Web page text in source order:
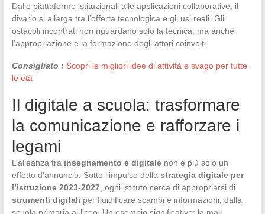
Dalle piattaforme istituzionali alle applicazioni collaborative, il
divario si allarga tra l’offerta tecnologica e gli usi reali. Gli
ostacoli incontrati non riguardano solo la tecnica, ma anche
l’appropriazione e la formazione degli attori coinvolti.
Consigliato : Scopri le migliori idee di attività e svago per tutte
le età
Il digitale a scuola: trasformare
la comunicazione e rafforzare i
legami
L’alleanza tra insegnamento e digitalenon è più solo un
effetto d’annuncio. Sotto l’impulso della strategia digitale per
l’istruzione 2023-2027, ogni istituto cerca di appropriarsi di
strumenti digitali per fluidificare scambi e informazioni, dalla